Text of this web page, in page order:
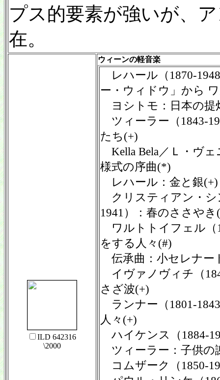
プス的要素が強いが、
在。
ILD 642316
\2000
ウィーンの軽音楽
レハール（1870-
ー・ウィドウ」から
ヨシトモ：日本の提
ツィーラー（1843-
たち(+)
Kella Bela／Ｌ・ヴ
様式の序曲(*)
レハール：金と銀(+)
クリスティアン・シ
1941）：春のささや
ワルトトイフェル（
をする人々(#)
伝承曲：小セレナー
イヴァノヴィチ（
さざ波(+)
ランナー（1801-
人々(+)
ハイケンス（1884-
ツィーラー：子供の
コムザーク（1850-